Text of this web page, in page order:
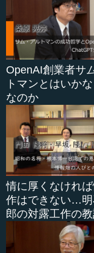
OpenAI創業者サ
トマンとはいか
なのか
情に厚くなけれ
作はできない…明
郎の対露工作の教